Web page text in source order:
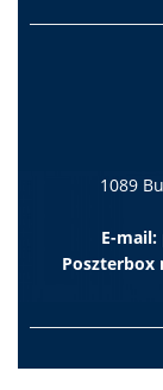
1089
E-mail:
Poszterbox